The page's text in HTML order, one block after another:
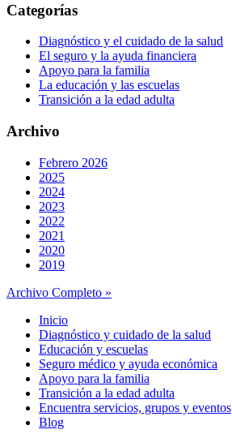
Categorías
Diagnóstico y el cuidado de la salud
El seguro y la ayuda financiera
Apoyo para la familia
La educación y las escuelas
Transición a la edad adulta
Archivo
Febrero 2026
2025
2024
2023
2022
2021
2020
2019
Archivo Completo »
Inicio
Diagnóstico y cuidado de la salud
Educación y escuelas
Seguro médico y ayuda económica
Apoyo para la familia
Transición a la edad adulta
Encuentra servicios, grupos y eventos
Blog